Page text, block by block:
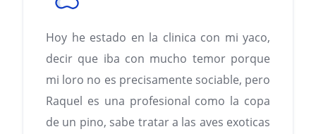
Hoy he estado en la clinica con mi yaco,
decir que iba con mucho temor porque
mi loro no es precisamente sociable, pero
Raquel es una profesional como la copa
de un pino, sabe tratar a las aves exoticas